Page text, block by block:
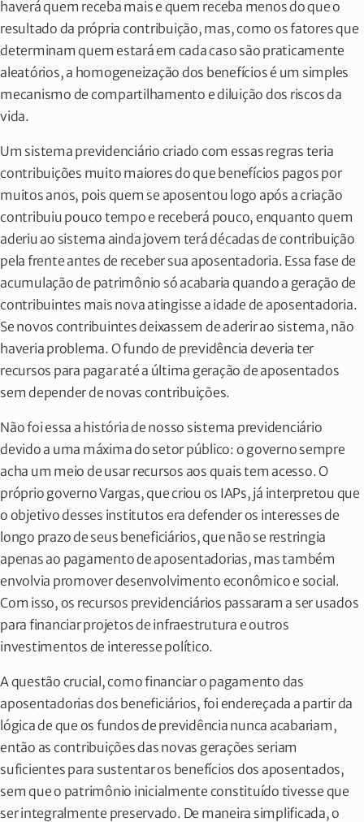
haverá quem receba mais e quem receba menos do que o
resultado da própria contribuição, mas, como os fatores que
determinam quem estará em cada caso são praticamente
aleatórios, a homogeneização dos benefícios é um simples
mecanismo de compartilhamento e diluição dos riscos da
vida.
Um sistema previdenciário criado com essas regras teria
contribuições muito maiores do que benefícios pagos por
muitos anos, pois quem se aposentou logo após a criação
contribuiu pouco tempo e receberá pouco, enquanto quem
aderiu ao sistema ainda jovem terá décadas de contribuição
pela frente antes de receber sua aposentadoria. Essa fase de
acumulação de patrimônio só acabaria quando a geração de
contribuintes mais nova atingisse a idade de aposentadoria.
Se novos contribuintes deixassem de aderir ao sistema, não
haveria problema. O fundo de previdência deveria ter
recursos para pagar até a última geração de aposentados
sem depender de novas contribuições.
Não foi essa a história de nosso sistema previdenciário
devido a uma máxima do setor público: o governo sempre
acha um meio de usar recursos aos quais tem acesso. O
próprio governo Vargas, que criou os IAPs, já interpretou que
o objetivo desses institutos era defender os interesses de
longo prazo de seus beneficiários, que não se restringia
apenas ao pagamento de aposentadorias, mas também
envolvia promover desenvolvimento econômico e social.
Com isso, os recursos previdenciários passaram a ser usados
para financiar projetos de infraestrutura e outros
investimentos de interesse político.
A questão crucial, como financiar o pagamento das
aposentadorias dos beneficiários, foi endereçada a partir da
lógica de que os fundos de previdência nunca acabariam,
então as contribuições das novas gerações seriam
suficientes para sustentar os benefícios dos aposentados,
sem que o patrimônio inicialmente constituído tivesse que
ser integralmente preservado. De maneira simplificada, o